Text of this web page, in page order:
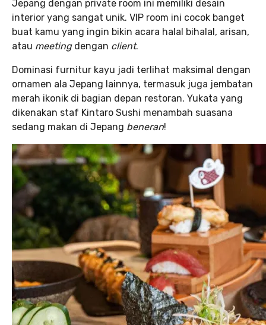
Jepang dengan private room ini memiliki desain
interior yang sangat unik. VIP room ini cocok banget
buat kamu yang ingin bikin acara halal bihalal, arisan,
atau meetingdengan client.
Dominasi furnitur kayu jadi terlihat maksimal dengan
ornamen ala Jepang lainnya, termasuk juga jembatan
merah ikonik di bagian depan restoran. Yukata yang
dikenakan staf Kintaro Sushi menambah suasana
sedang makan di Jepang beneran!